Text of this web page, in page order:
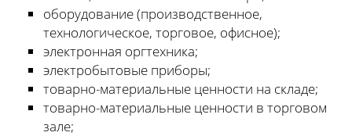
оборудование (производственное,
технологическое, торговое, офисное);
электронная оргтехника;
электробытовые приборы;
товарно-материальные ценности на складе;
товарно-материальные ценности в торговом
зале;